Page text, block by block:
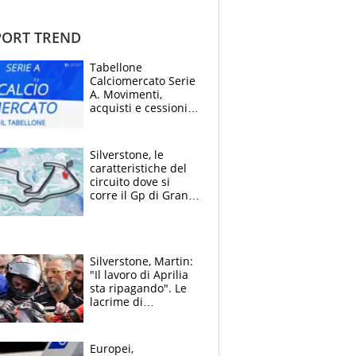
TREND
Tabellone
Calciomercato Serie
A. Movimenti,
acquisti e cessioni:
Silverstone, le
caratteristiche del
circuito dove si
corre il Gp di Gran
Silverstone, Martin:
"Il lavoro di Aprilia
sta ripagando". Le
lacrime di
la gara domani"
Europei,